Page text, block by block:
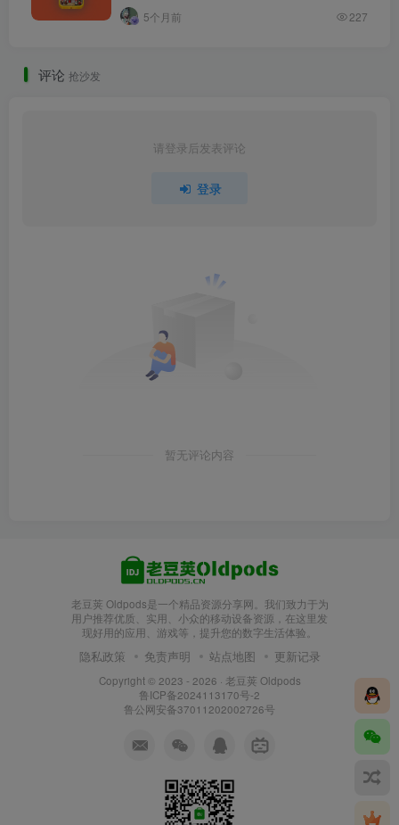
5个月前 227
评论 抢沙发
请登录后发表评论
登录
暂无评论内容
老豆荚 Oldpods是一个精品资源分享网。我们致力于为
用户推荐优质、实用、小众的移动设备资源，在这里发
现好用的应用、游戏等，提升您的数字生活体验。
隐私政策 免责声明 站点地图 更新记录
Copyright © 2023 - 2026 · 老豆荚 Oldpods
鲁ICP备2024113170号-2
鲁公网安备37011202002726号